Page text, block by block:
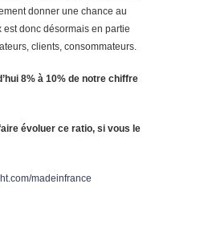
donner une chance au
est donc désormais en partie
clients, consommateurs.
8% à 10% de notre chiffre
évoluer ce ratio, si vous le
madeinfrance